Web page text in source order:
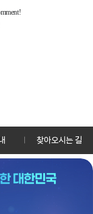
찾아오시는 길
책방송원 KTV